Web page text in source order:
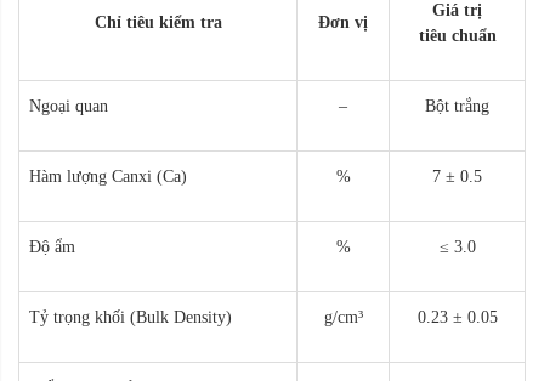
Chỉ tiêu kiểm tra Đơn vị
Giá trị
tiêu chuẩn
Ngoại quan – Bột trắng
Hàm lượng Canxi (Ca) % 7 ± 0.5
Độ ẩm % ≤ 3.0
Tỷ trọng khối (Bulk Density) g/cm³ 0.23 ± 0.05